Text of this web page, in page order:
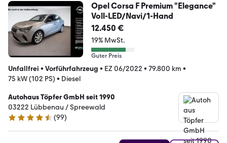
Opel Corsa F Premium "Elegance"
Voll-LED/Navi/1-Hand
12.450 €
19% MwSt.
Guter Preis
Unfallfrei • Vorführfahrzeug • EZ 06/2022 • 79.800 km •
75 kW (102 PS) • Diesel
Autohaus Töpfer GmbH seit 1990
03222 Lübbenau / Spreewald
4.6 Sterne
(99)